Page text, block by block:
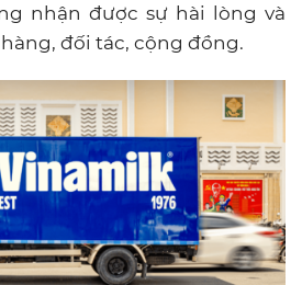
nhận được sự hài lòng và
đối tác, cộng đồng.